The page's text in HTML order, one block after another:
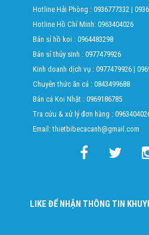
Hotline Hải Phòng : 0936777332 |
Hotline Hồ Chí Minh: 0963404026
Bán sỉ hồ koi : 0964483298
Bán sỉ thủy sinh : 0977479926
Kinh doanh dịch vụ : 0977479926 |
Chuyên thức ăn cá : 0843499688
Bán cá Koi Nhật : 0969186785
Tra cứu & xử lý đơn hàng :
Email: thietbibecacanh@gmail.com
LIKE ĐỂ NHẬN THÔNG TIN